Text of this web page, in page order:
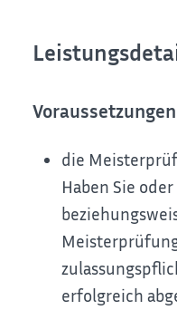
Voraussetzungen
die
Haben Sie
erfolgreich